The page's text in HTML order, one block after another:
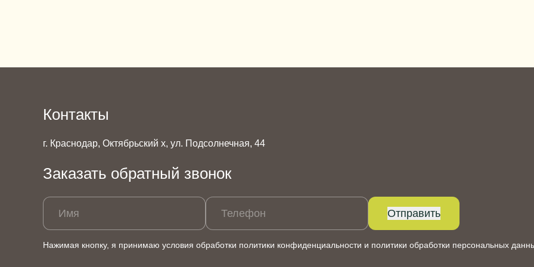
Контакты
г. Краснодар, Октябрьский х, ул. Подсолнечная, 44
Заказать обратный звонок
Имя Телефон Отправить
Нажимая кнопку, я принимаю условия обработки политики конфиденциальности и политики обработки персональных